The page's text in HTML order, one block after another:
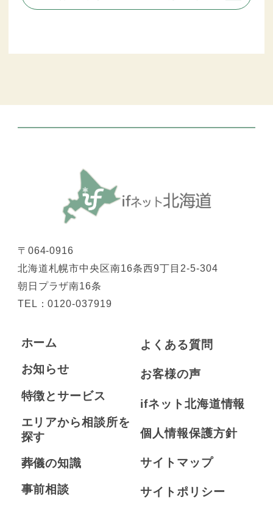
〒064-0916
北海道札幌市中央区南16条西9丁目2-5-304
朝日プラザ南16条
TEL：0120-037919
ホーム
お知らせ
特徴とサービス
エリアから相談所を
探す
葬儀の知識
事前相談
よくある質問
お客様の声
ifネット北海道情報
個人情報保護方針
サイトマップ
サイトポリシー